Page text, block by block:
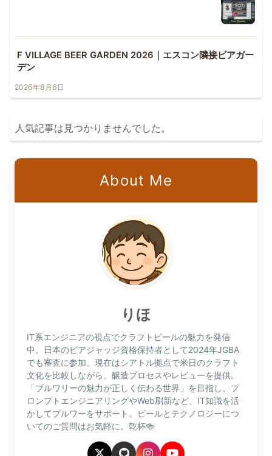
F VILLAGE BEER GARDEN 2026｜エスコン隣接ビアガー
デン
2026年8月6日
人気記事は見つかりませんでした。
About Me
りほ
IT系エンジニアの視点でクラフトビールの魅力を発信
中。日本のビアジャッジ資格保持者として2024年JGBA
でも審査に参加。現在はシアトル拠点で米日のクラフト
文化を比較しながら、醸造プロセスやレビューを提供。
「ブルワリーの魅力が正しく伝わる世界」を目指し、プ
ロンプトエンジニアリングやWeb刷新など、IT知識を活
かしてブルワーをサポート。ビールとテクノロジーにつ
いてのご質問はお気軽に。乾杯🍻